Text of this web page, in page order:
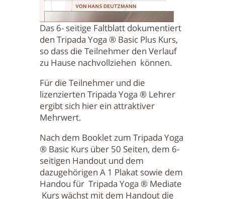
Das 6- seitige Faltblatt dokumentiert
den Tripada Yoga ® Basic Plus Kurs,
so dass die Teilnehmer den Verlauf
zu Hause nachvollziehen können.
Für die Teilnehmer und die
lizenzierten Tripada Yoga ® Lehrer
ergibt sich hier ein attraktiver
Mehrwert.
Nach dem Booklet zum Tripada Yoga
® Basic Kurs über 50 Seiten, dem 6-
seitigen Handout und dem
dazugehörigen A 1 Plakat sowie dem
Handou für Tripada Yoga ® Mediate
Kurs wächst mit dem Handout die